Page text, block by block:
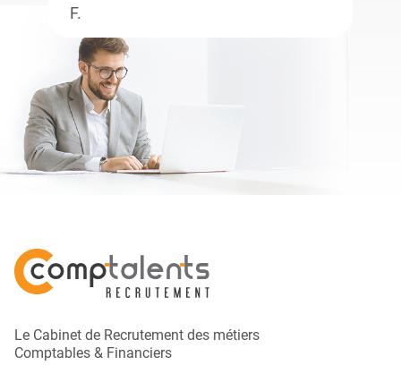
F.
Le Cabinet de Recrutement des métiers
Comptables & Financiers